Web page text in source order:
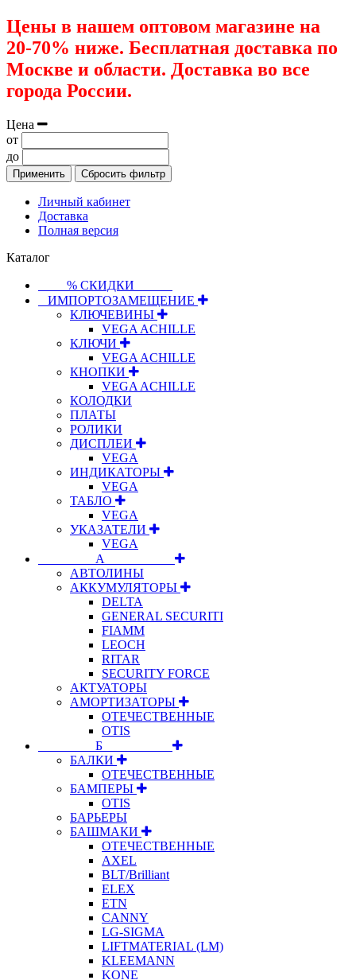
Цены в нашем оптовом магазине на
20-70% ниже. Бесплатная доставка по
Москве и области. Доставка во все
города России.
Цена
от
до
Применить Сбросить фильтр
Личный кабинет
Доставка
Полная версия
Каталог
⠀⠀⠀% СКИДКИ⠀⠀⠀⠀
⠀ИМПОРТОЗАМЕЩЕНИЕ
КЛЮЧЕВИНЫ
VEGA ACHILLE
КЛЮЧИ
VEGA ACHILLE
КНОПКИ
VEGA ACHILLE
КОЛОДКИ
ПЛАТЫ
РОЛИКИ
ДИСПЛЕИ
VEGA
ИНДИКАТОРЫ
VEGA
ТАБЛО
VEGA
УКАЗАТЕЛИ
VEGA
⠀⠀⠀⠀⠀⠀А⠀⠀⠀⠀⠀⠀⠀
АВТОЛИНЫ
АККУМУЛЯТОРЫ
DELTA
GENERAL SECURITI
FIAMM
LEOCH
RITAR
SECURITY FORCE
АКТУАТОРЫ
АМОРТИЗАТОРЫ
ОТЕЧЕСТВЕННЫЕ
OTIS
⠀⠀⠀⠀⠀⠀Б⠀⠀⠀⠀⠀⠀⠀
БАЛКИ
ОТЕЧЕСТВЕННЫЕ
БАМПЕРЫ
OTIS
БАРЬЕРЫ
БАШМАКИ
ОТЕЧЕСТВЕННЫЕ
AXEL
BLT/Brilliant
ELEX
ETN
CANNY
LG-SIGMA
LIFTMATERIAL (LM)
KLEEMANN
KONE